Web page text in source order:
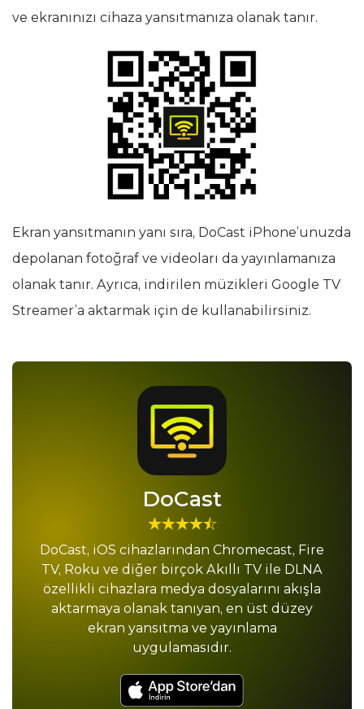
ve ekranınızı cihaza yansıtmanıza olanak tanır.
Ekran yansıtmanın yanı sıra, DoCast iPhone’unuzda
depolanan fotoğraf ve videoları da yayınlamanıza
olanak tanır. Ayrıca, indirilen müzikleri Google TV
Streamer’a aktarmak için de kullanabilirsiniz.
DoCast
DoCast, iOS cihazlarından Chromecast, Fire
TV, Roku ve diğer birçok Akıllı TV ile DLNA
özellikli cihazlara medya dosyalarını akışla
aktarmaya olanak tanıyan, en üst düzey
ekran yansıtma ve yayınlama
uygulamasıdır.